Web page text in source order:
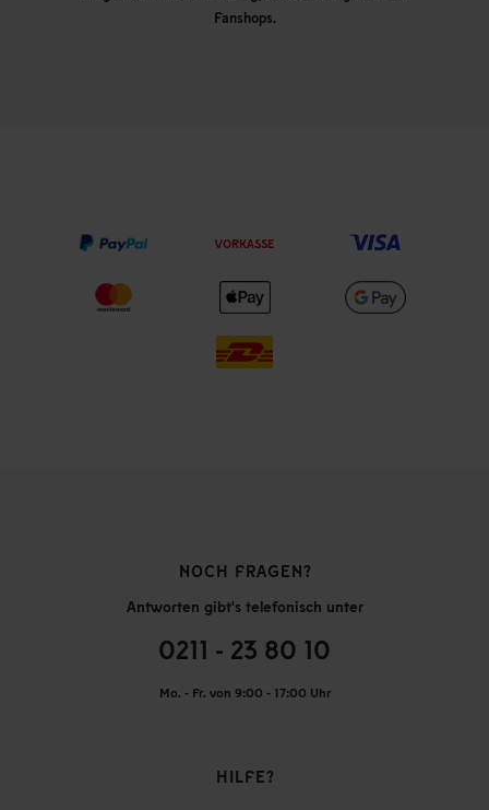
Fanshops.
VORKASSE
NOCH FRAGEN?
Antworten gibt's telefonisch unter
0211 - 23 80 10
Mo. - Fr. von 9:00 - 17:00 Uhr
HILFE?